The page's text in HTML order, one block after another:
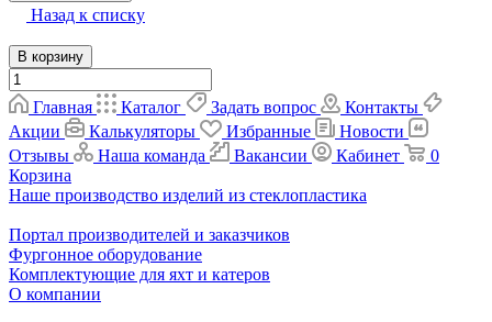
Назад к списку
В корзину
Главная Каталог Задать вопрос
Контакты
Акции
Калькуляторы Избранные
Новости
Отзывы
Наша команда Вакансии Кабинет
0
Корзина
Наше производство изделий из стеклопластика
Портал производителей и заказчиков
Фургонное оборудование
Комплектующие для яхт и катеров
О компании